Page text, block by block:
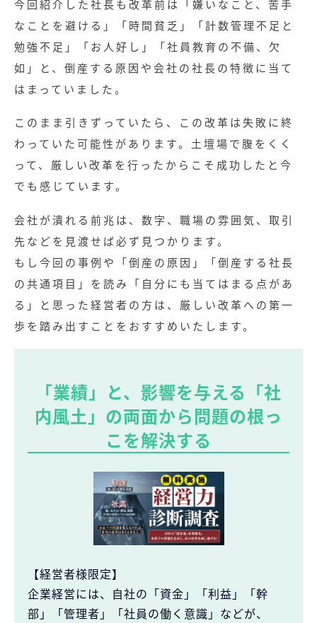
記事
無料お役立ち資料
経営セミナー
今回紹介した社長も改革前は「嫌いなこと、苦手
なことを避ける」「時間貧乏」「計数管理不足と
勉強不足」「お人好し」「社員教育の不備、欠
如」と、倒産する原因や会社の社長の特徴に当て
はまっていました。
このまま引きずっていたら、この改革は失敗に終
わっていた可能性があります。土壇場で腹をくく
って、厳しい改革を行ったからこそ成功したと今
でも感じています。
会社が潰れる前兆は、数字、職場の雰囲気、取引
先などを見渡せば必ず見つかります。
もし今回の事例や「倒産の原因」「倒産する社長
の共通項目」を読み「自分にも当てはまる点があ
る」と思った経営者の方は、厳しい改革への第一
歩を踏み出すことをおすすめいたします。
「業績」と、影響を与える「社
内風土」の両面から問題の根っ
こを解決する
【経営者様限定】
企業経営には、自社の「資金」「利益」「幹
部」「管理者」「社員の働く意識」 などが、